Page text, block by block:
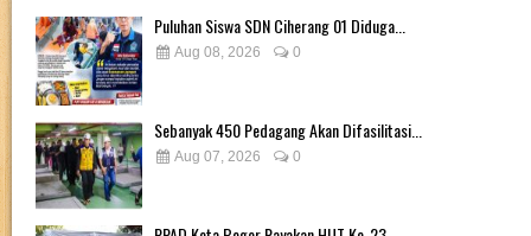
Puluhan Siswa SDN Ciherang 01 Diduga...
Aug 08, 2026 0
Sebanyak 450 Pedagang Akan Difasilitasi...
Aug 07, 2026 0